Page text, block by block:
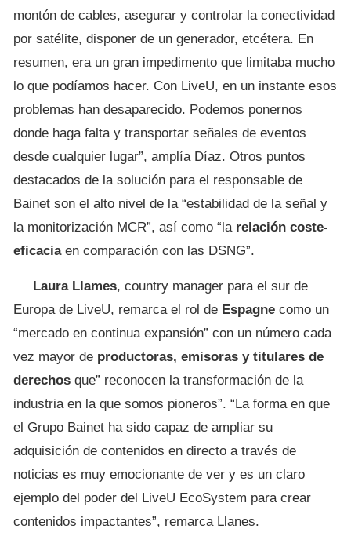
montón de cables, asegurar y controlar la conectividad
por satélite, disponer de un generador, etcétera. En
resumen, era un gran impedimento que limitaba mucho
lo que podíamos hacer. Con LiveU, en un instante esos
problemas han desaparecido. Podemos ponernos
donde haga falta y transportar señales de eventos
desde cualquier lugar”, amplía Díaz. Otros puntos
destacados de la solución para el responsable de
Bainet son el alto nivel de la “estabilidad de la señal y
la monitorización MCR”, así como “la relación coste-
eficacia en comparación con las DSNG”.
Laura Llames, country manager para el sur de
Europa de LiveU, remarca el rol de Espagne como un
“mercado en continua expansión” con un número cada
vez mayor de productoras, emisoras y titulares de
derechos que” reconocen la transformación de la
industria en la que somos pioneros”. “La forma en que
el Grupo Bainet ha sido capaz de ampliar su
adquisición de contenidos en directo a través de
noticias es muy emocionante de ver y es un claro
ejemplo del poder del LiveU EcoSystem para crear
contenidos impactantes”, remarca Llanes.